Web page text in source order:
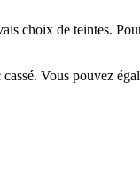
choix de teintes.
Vous pouvez